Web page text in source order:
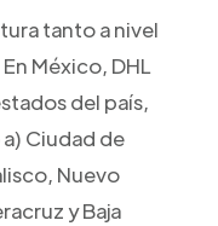
tanto a nivel
México, DHL
del país,
Ciudad de
Nuevo
y Baja